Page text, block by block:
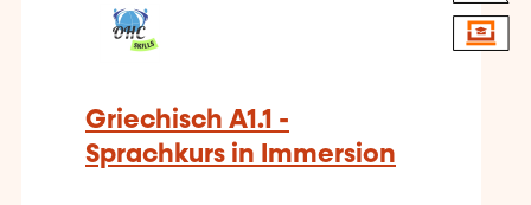
Griechisch A1.1 -
Sprachkurs in Immersion